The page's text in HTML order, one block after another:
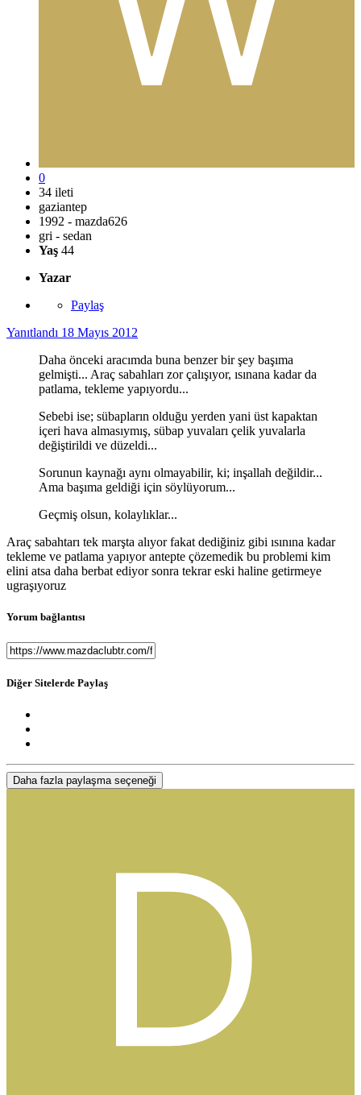
0
34 ileti
gaziantep
1992 - mazda626
gri - sedan
Yaş 44
Yazar
Paylaş
Yanıtlandı 18 Mayıs 2012
Daha önceki aracımda buna benzer bir şey başıma
gelmişti... Araç sabahları zor çalışıyor, ısınana kadar da
patlama, tekleme yapıyordu...
Sebebi ise; sübapların olduğu yerden yani üst kapaktan
içeri hava almasıymış, sübap yuvaları çelik yuvalarla
değiştirildi ve düzeldi...
Sorunun kaynağı aynı olmayabilir, ki; inşallah değildir...
Ama başıma geldiği için söylüyorum...
Geçmiş olsun, kolaylıklar...
Araç sabahtarı tek marşta alıyor fakat dediğiniz gibi ısınına kadar
tekleme ve patlama yapıyor antepte çözemedik bu problemi kim
elini atsa daha berbat ediyor sonra tekrar eski haline getirmeye
ugraşıyoruz
Yorum bağlantısı
Diğer Sitelerde Paylaş
Daha fazla paylaşma seçeneği